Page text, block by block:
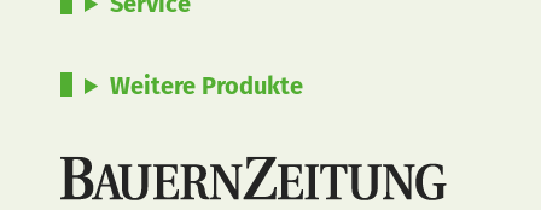
Weitere Produkte